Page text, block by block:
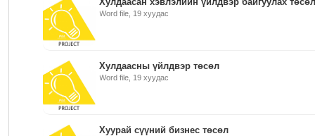
Word file, 19 хуудас
Хулдаасны үйлдвэр төсөл
Word file, 19 хуудас
Хуурай сүүний бизнес төсөл